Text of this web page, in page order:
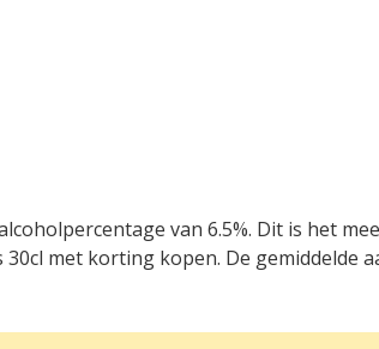
van 6.5%. Dit is het
met korting kopen. De gemiddelde